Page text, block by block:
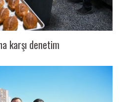
karşı denetim